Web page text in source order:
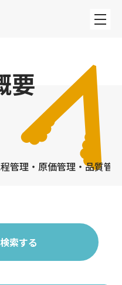
要
程管理・原価管理・品質管
索する